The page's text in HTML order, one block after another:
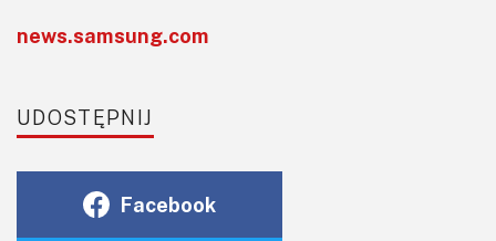
news.samsung.com
UDOSTĘPNIJ
Facebook